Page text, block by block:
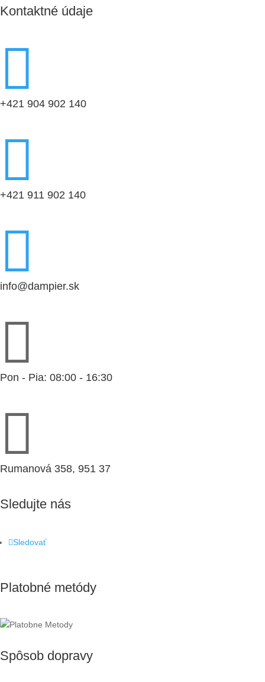
Kontaktné údaje

+421 904 902 140

+421 911 902 140

info@dampier.sk

Pon - Pia: 08:00 - 16:30

Rumanová 358, 951 37
Sledujte nás
Sledovať
Platobné metódy
Spôsob dopravy